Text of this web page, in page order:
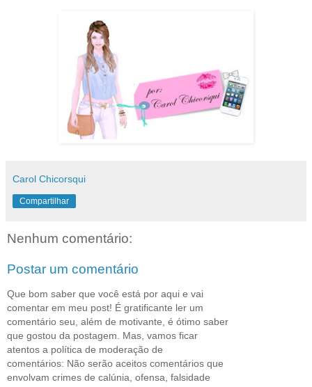
Carol Chicorsqui
Compartilhar
Nenhum comentário:
Postar um comentário
Que bom saber que você está por aqui e vai
comentar em meu post! É gratificante ler um
comentário seu, além de motivante, é ótimo saber
que gostou da postagem. Mas, vamos ficar
atentos a política de moderação de
comentários: Não serão aceitos comentários que
envolvam crimes de calúnia, ofensa, falsidade